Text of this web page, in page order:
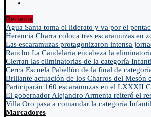
Reciente
Agua Santa toma el liderato y va por el
Herencia Charra coloca tres escaramuzas
Las escaramuzas protagonizaron intensa
Rancho La Candelaria encabeza la
Cierran las eliminatorias de la categoría
Cerca Escuela Pabellón de la final de
Brillante actuación de los Charros del Mesón
Participarán 160 escaramuzas en el LXXXII
El gobernador Alejandro Armenta reiteró el
Villa Oro pasa a comandar la categoría
Marcadores